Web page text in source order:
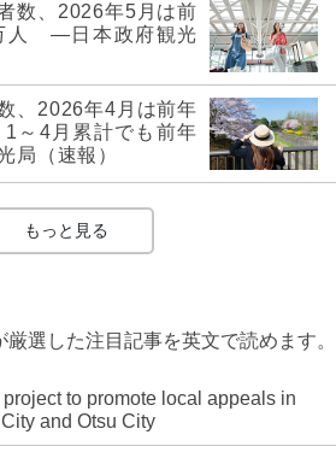
数、2026年5月は前
人 ―日本政府観光
、2026年4月は前年
～4月累計でも前年
（速報）
もっと見る
厳選した注目記事を英文で読めます。
to promote local appeals in
and Otsu City